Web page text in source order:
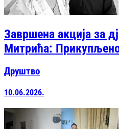
Завршена акција за
Митрића:
Друштво
10.06.2026.